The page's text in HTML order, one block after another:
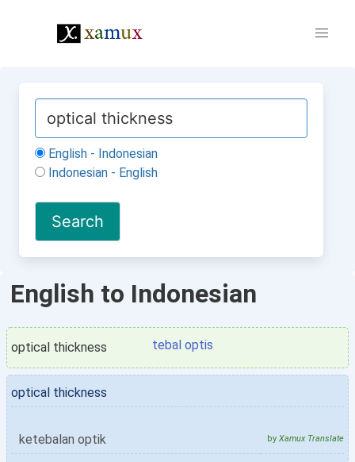
English - Indonesian
Indonesian - English
English to Indonesian
optical thickness tebal optis
optical thickness
ketebalan optik by Xamux Translate